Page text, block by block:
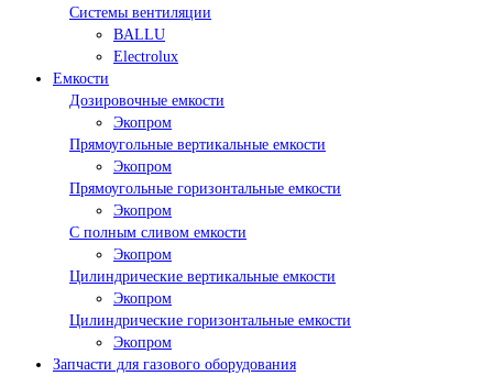
Системы вентиляции
BALLU
Electrolux
Емкости
Дозировочные емкости
Экопром
Прямоугольные вертикальные емкости
Экопром
Прямоугольные горизонтальные емкости
Экопром
С полным сливом емкости
Экопром
Цилиндрические вертикальные емкости
Экопром
Цилиндрические горизонтальные емкости
Экопром
Запчасти для газового оборудования